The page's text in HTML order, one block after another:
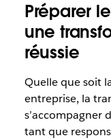
Préparer
une
réussie
Quelle que soit
entreprise, la
s’accompagner
tant que